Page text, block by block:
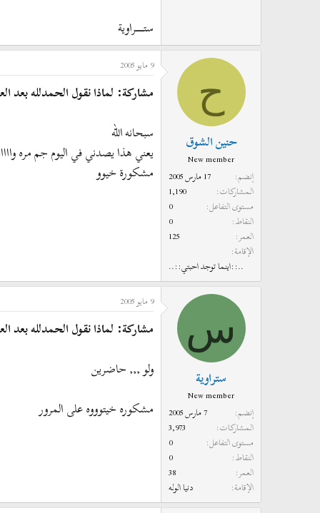
ستـــــــــــراوية
ح
حنين الشوق
New member
إنضم
17 مارس 2005
المشاركات
1,190
مستوى التفاعل
0
النقاط
0
العمر
125
الإقامة
..::اينما توجد احبتي::..
9 مايو 2005
مشاركة: لماذا نقول الحمدلله بعد
سبحانه الله
يعني هذا يصدني في اليوم جم مره
مشكورة خيوو
س
ستراوية
New member
إنضم
7 مارس 2005
المشاركات
3,973
مستوى التفاعل
0
النقاط
0
العمر
38
الإقامة
دنيا الوله
9 مايو 2005
مشاركة: لماذا نقول الحمدلله بعد
ولو ,,, حاضرين
مشكوره خيتوووه على المرور